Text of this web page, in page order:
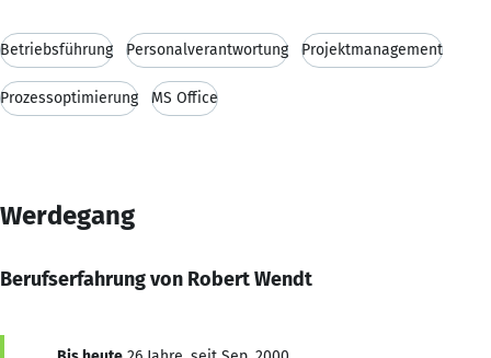
Betriebsführung Personalverantwortung Projektmanagement
Prozessoptimierung MS Office
Werdegang
Berufserfahrung von Robert Wendt